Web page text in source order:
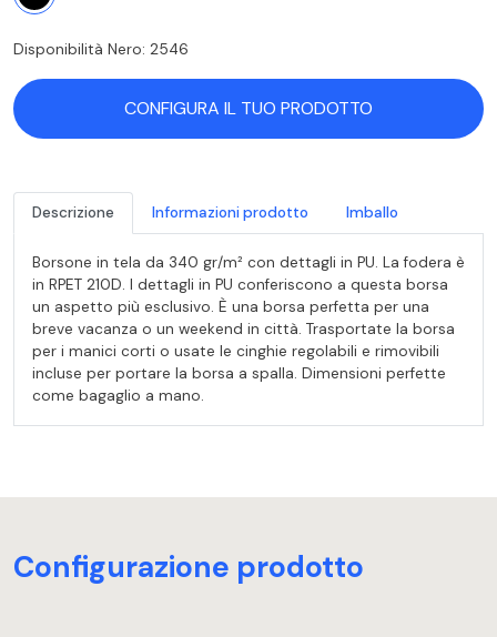
Disponibilità Nero: 2546
CONFIGURA IL TUO PRODOTTO
Descrizione Informazioni prodotto Imballo
Borsone in tela da 340 gr/m² con dettagli in PU. La fodera è
in RPET 210D. I dettagli in PU conferiscono a questa borsa
un aspetto più esclusivo. È una borsa perfetta per una
breve vacanza o un weekend in città. Trasportate la borsa
per i manici corti o usate le cinghie regolabili e rimovibili
incluse per portare la borsa a spalla. Dimensioni perfette
come bagaglio a mano.
Configurazione prodotto